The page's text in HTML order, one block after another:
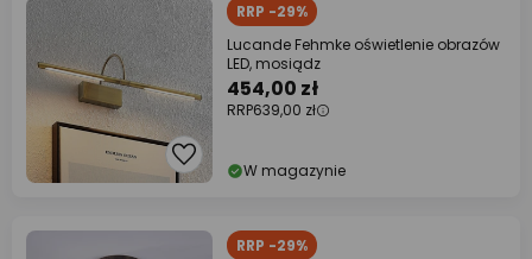
RRP -29%
Lucande Fehmke oświetlenie obrazów
LED, mosiądz
454,00 zł
RRP639,00 zł
W magazynie
RRP -29%